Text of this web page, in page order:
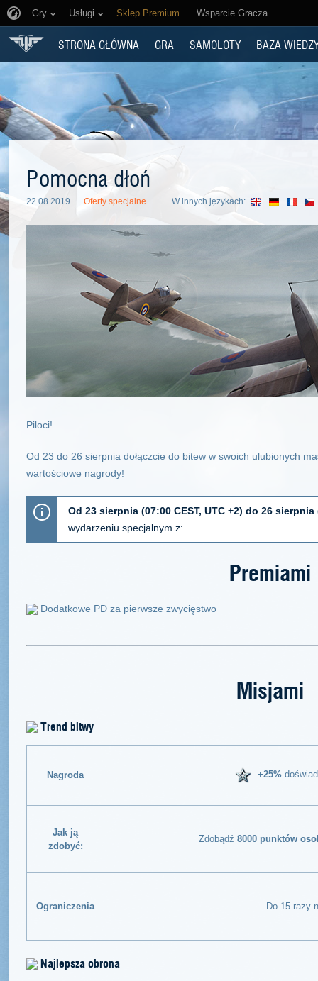
Gry Usługi Sklep Premium Wsparcie Gracza
STRONA GŁÓWNA GRA SAMOLOTY BAZA
Pomocna dłoń
22.08.2019 Oferty specjalne W innych językach:
Piloci!
Od 23 do 26 sierpnia dołączcie do bitew w swoich ulubionych
wartościowe nagrody!
Od 23 sierpnia (07:00 CEST, UTC +2) do 26 sierpnia
wydarzeniu specjalnym z:
Premiami
Dodatkowe PD za pierwsze zwycięstwo
Misjami
Trend bitwy
Nagroda +25%
Jak ją
zdobyć:
Zdobądź 8000 punktów
Ograniczenia Do 15 razy
Najlepsza obrona